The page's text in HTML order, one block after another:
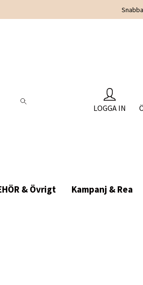
LOGGA IN
& Övrigt Kampanj & Rea